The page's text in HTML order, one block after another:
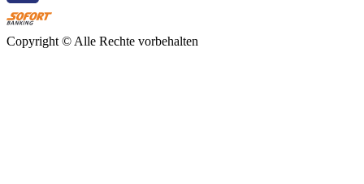
Copyright © Alle Rechte vorbehalten